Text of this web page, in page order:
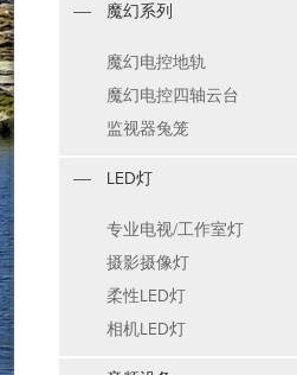
魔幻系列
魔幻电控地轨
魔幻电控四轴云台
监视器兔笼
LED灯
专业电视/工作室灯
摄影摄像灯
柔性LED灯
相机LED灯